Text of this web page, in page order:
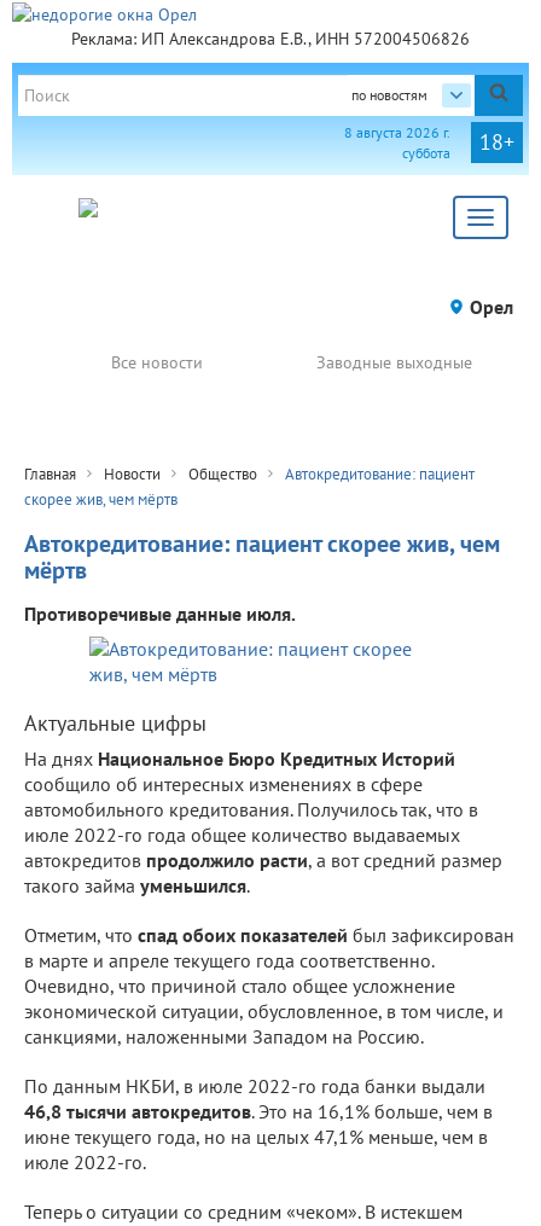
Реклама: ИП Александрова Е.В., ИНН 572004506826
по новостям
18+
8 августа 2026 г.
суббота
Toggle
Орел
Все новости Заводные выходные
Главная Новости Общество
Автокредитование: пациент
скорее жив, чем мёртв
Автокредитование: пациент скорее жив, чем
мёртв
Противоречивые данные июля.
Актуальные цифры
На днях Национальное Бюро Кредитных Историй
сообщило об интересных изменениях в сфере
автомобильного кредитования. Получилось так, что в
июле 2022-го года общее количество выдаваемых
автокредитов продолжило расти, а вот средний размер
такого займа уменьшился.
Отметим, что спад обоих показателей был зафиксирован
в марте и апреле текущего года соответственно.
Очевидно, что причиной стало общее усложнение
экономической ситуации, обусловленное, в том числе, и
санкциями, наложенными Западом на Россию.
По данным НКБИ, в июле 2022-го года банки выдали
46,8 тысячи автокредитов. Это на 16,1% больше, чем в
июне текущего года, но на целых 47,1% меньше, чем в
июле 2022-го.
Теперь о ситуации со средним «чеком». В истекшем